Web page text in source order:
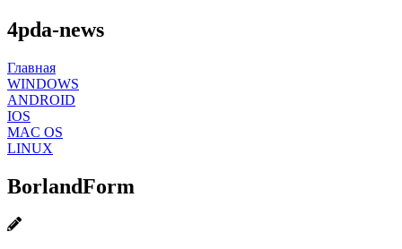
4pda-news
Главная
WINDOWS
ANDROID
IOS
MAC OS
LINUX
BorlandForm